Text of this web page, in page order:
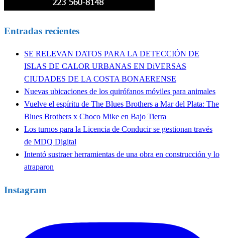
Entradas recientes
SE RELEVAN DATOS PARA LA DETECCIÓN DE
ISLAS DE CALOR URBANAS EN DiVERSAS
CIUDADES DE LA COSTA BONAERENSE
Nuevas ubicaciones de los quirófanos móviles para animales
Vuelve el espíritu de The Blues Brothers a Mar del Plata: The
Blues Brothers x Choco Mike en Bajo Tierra
Los turnos para la Licencia de Conducir se gestionan través
de MDQ Digital
Intentó sustraer herramientas de una obra en construcción y lo
atraparon
Instagram